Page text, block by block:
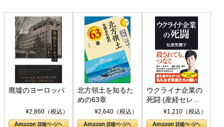
廃墟のヨーロッパ
¥2,860（税込）
北方領土を知るた
めの63章
¥2,640（税込）
ウクライナ企業の
死闘 (産経セレク
ト S 039)¥1,210（税込）